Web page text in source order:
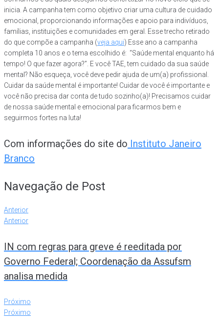
inicia. A campanha tem como objetivo criar uma cultura de cuidado
emocional, proporcionando informações e apoio para indivíduos,
famílias, instituições e comunidades em geral. Esse trecho retirado
do que compõe a campanha (veja aqui) Esse ano a campanha
completa 10 anos e o tema escolhido é: “Saúde mental enquanto há
tempo! O que fazer agora?”. E você TAE, tem cuidado da sua saúde
mental? Não esqueça, você deve pedir ajuda de um(a) profissional.
Cuidar da saúde mental é importante! Cuidar de você é importante e
você não precisa dar conta de tudo sozinho(a)! Precisamos cuidar
de nossa saúde mental e emocional para ficarmos bem e
seguirmos fortes na luta!
Com informações do site do Instituto Janeiro
Branco
Navegação de Post
Anterior
Anterior
IN com regras para greve é reeditada por
Governo Federal; Coordenação da Assufsm
analisa medida
Próximo
Próximo